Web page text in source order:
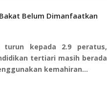
Belum Dimanfaatkan
turun kepada 2.9 peratus,
tertiari masih berada
kemahiran…